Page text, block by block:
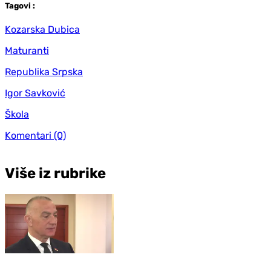
Tagovi :
Kozarska Dubica
Maturanti
Republika Srpska
Igor Savković
Škola
Komentari (0)
Više iz rubrike